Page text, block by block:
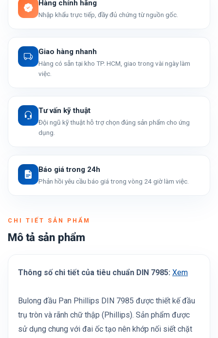
Hàng chính hãng
Nhập khẩu trực tiếp, đầy đủ chứng từ nguồn gốc.
Giao hàng nhanh
Hàng có sẵn tại kho TP. HCM, giao trong vài ngày làm
việc.
Tư vấn kỹ thuật
Đội ngũ kỹ thuật hỗ trợ chọn đúng sản phẩm cho ứng
dụng.
Báo giá trong 24h
Phản hồi yêu cầu báo giá trong vòng 24 giờ làm việc.
CHI TIẾT SẢN PHẨM
Mô tả sản phẩm
Thông số chi tiết của tiêu chuẩn DIN 7985: Xem
Bulong đầu Pan Phillips DIN 7985 được thiết kế đầu
trụ tròn và rãnh chữ thập (Phillips). Sản phẩm được
sử dụng chung với đai ốc tạo nên khớp nối siết chặt